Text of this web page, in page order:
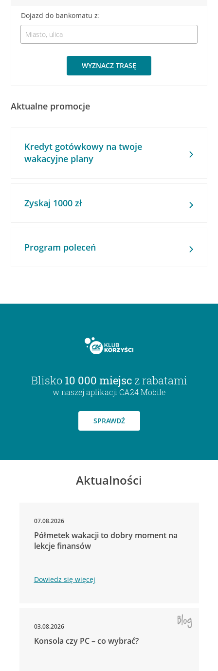
Dojazd do bankomatu z:
WYZNACZ TRASĘ
Aktualne promocje
Kredyt gotówkowy na twoje
wakacyjne plany
Zyskaj 1000 zł
Program poleceń
Blisko 10 000 miejsc z rabatami
w naszej aplikacji CA24 Mobile
SPRAWDŹ
Aktualności
07.08.2026
Półmetek wakacji to dobry moment na
lekcje finansów
Dowiedz się więcej
03.08.2026
Konsola czy PC – co wybrać?